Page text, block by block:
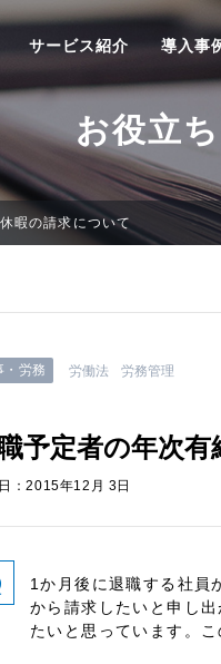
サービス紹介 導入事
お役立
暇の請求について
・労務 労働法 労務管理
予定者の年次
：2015年12月 3日
1か月後に退職する社員
から請求したいと申し
たいと思っています。